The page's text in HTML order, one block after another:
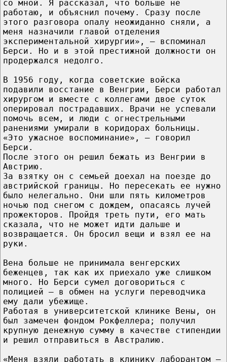
со мной. Я рассказал, что больше не
работаю, и объяснил почему. Сразу после
этого разговора опалу неожиданно сняли, а
меня назначили главой отделения
экспериментальной хирургии», – вспоминал
Берси. Но и в этой престижной должности он
продержался недолго.
В 1956 году, когда советские войска
подавили восстание в Венгрии, Берси работал
хирургом и вместе с коллегами двое суток
оперировал пострадавших. Врачи не успевали
помочь всем, и люди с огнестрельными
ранениями умирали в коридорах больницы.
«Это ужасное воспоминание», — говорил
Берси.
После этого он решил бежать из Венгрии в
Австрию.
За взятку он с семьей доехал на поезде до
австрийской границы. Но пересекать ее нужно
было нелегально. Они шли пять километров
ночью под снегом с дождем, опасаясь лучей
прожекторов. Пройдя треть пути, его мать
сказала, что не может идти дальше и
возвращается. Он бросил вещи и взял ее на
руки.
Вена больше не принимала венгерских
беженцев, так как их приехало уже слишком
много. Но Берси сумел договориться с
полицией — в обмен на услуги переводчика
ему дали убежище.
Работая в университетской клинике Вены, он
был замечен фондом Рокфеллера; получил
крупную денежную сумму в качестве стипендии
и решил отправиться в Австралию.
«Меня взяли работать в клинику лаборантом –